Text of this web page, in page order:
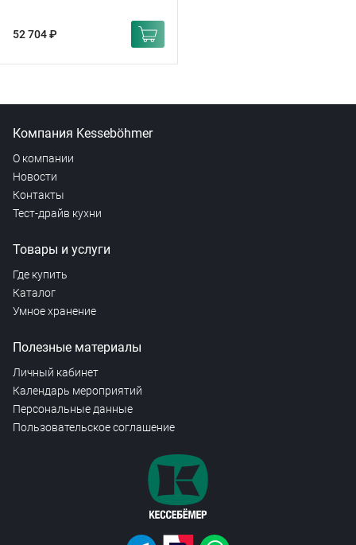
52 704 ₽
Компания Kesseböhmer
О компании
Новости
Контакты
Тест-драйв кухни
Товары и услуги
Где купить
Каталог
Умное хранение
Полезные материалы
Личный кабинет
Календарь мероприятий
Персональные данные
Пользовательское соглашение